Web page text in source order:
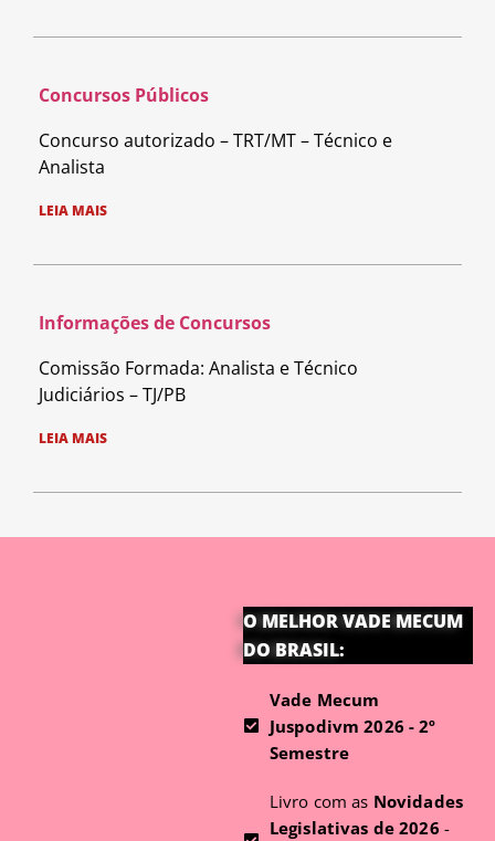
Concursos Públicos
Concurso autorizado – TRT/MT – Técnico e
Analista
LEIA MAIS
Informações de Concursos
Comissão Formada: Analista e Técnico
Judiciários – TJ/PB
LEIA MAIS
O MELHOR VADE MECUM
DO BRASIL:
Vade Mecum
Juspodivm 2026 - 2º
Semestre
Livro com as Novidades
Legislativas de 2026 -